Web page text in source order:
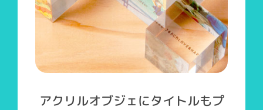
アクリルオブジェにタイトルもプ